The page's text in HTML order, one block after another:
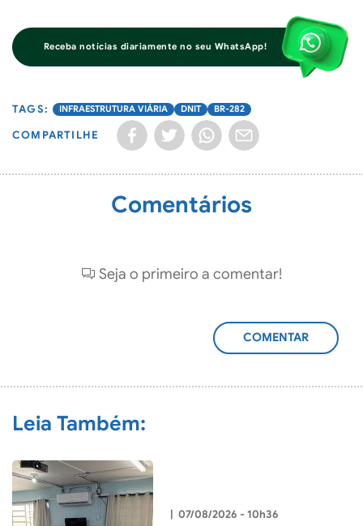
Receba notícias diariamente no seu WhatsApp!
INFRAESTRUTURA VIÁRIA DNIT BR-282
COMPARTILHE
Comentários
Seja o primeiro a comentar!
ADICIONAR
Leia Também:
| 07/08/2026 - 10h36